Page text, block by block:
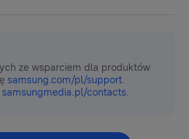
ze wsparciem dla produktów
samsung.com/pl/support.
samsungmedia.pl/contacts.